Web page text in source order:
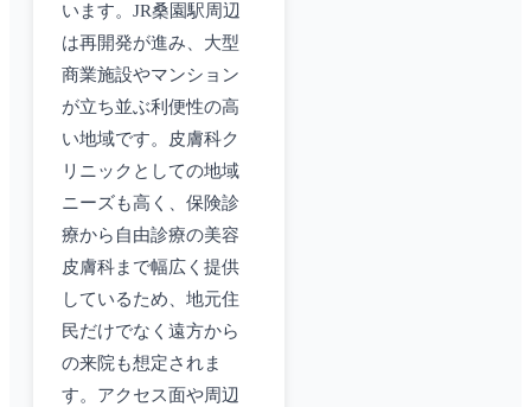
います。JR桑園駅周辺
は再開発が進み、大型
商業施設やマンション
が立ち並ぶ利便性の高
い地域です。皮膚科ク
リニックとしての地域
ニーズも高く、保険診
療から自由診療の美容
皮膚科まで幅広く提供
しているため、地元住
民だけでなく遠方から
の来院も想定されま
す。アクセス面や周辺